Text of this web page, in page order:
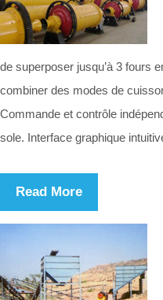
de superposer jusqu’à 3 fours
combiner des modes de
Commande et contrôle
sole. Interface graphique
Read More